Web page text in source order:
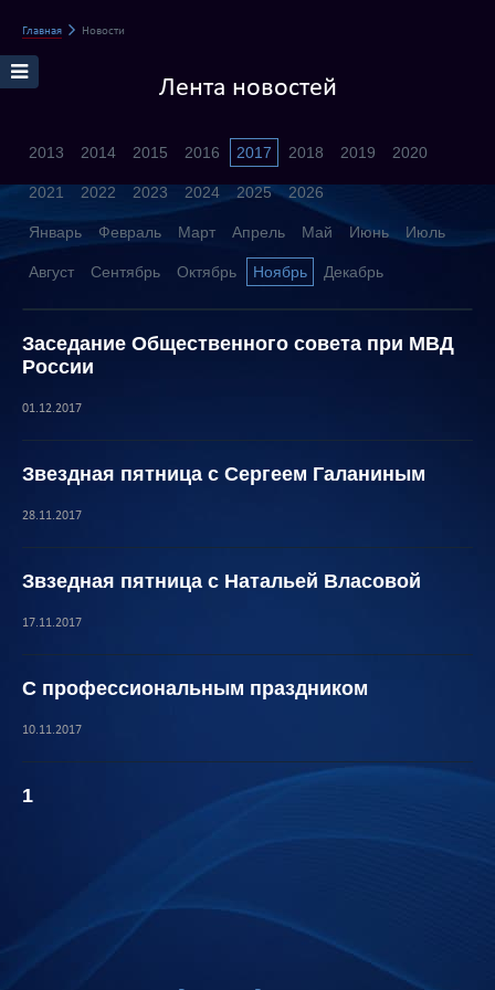
Главная Новости
Лента новостей
2013 2014 2015 2016 2017 2018 2019 2020
2021 2022 2023 2024 2025 2026
Январь Февраль Март Апрель Май Июнь Июль
Август Сентябрь Октябрь Ноябрь Декабрь
Заседание Общественного совета при МВД
России
01.12.2017
Звездная пятница с Сергеем Галаниным
28.11.2017
Звзедная пятница с Натальей Власовой
17.11.2017
С профессиональным праздником
10.11.2017
1